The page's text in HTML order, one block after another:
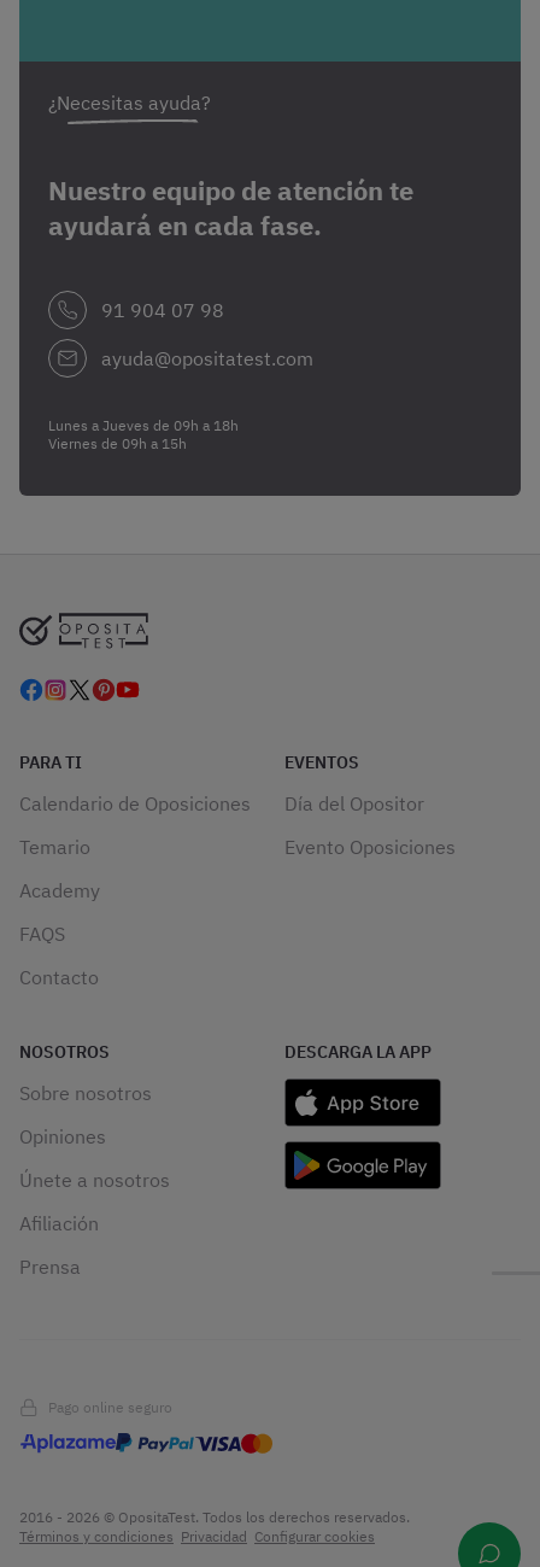
¿Necesitas ayuda?
Nuestro equipo de atención te
ayudará en cada fase.
91 904 07 98
ayuda@opositatest.com
Lunes a Jueves de 09h a 18h
Viernes de 09h a 15h